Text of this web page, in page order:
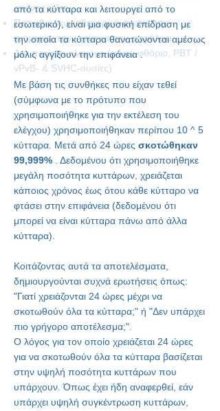
σκόνης κ.λπ.
Προωθεί την καθημερινή άνεση, την
ευημερία, την υγεία και την ασφάλεια
Δεν περίεχει αλογόνα (ειδικά φθόριο, PBT /
vPvB- & SVHC-ουσίες)
από τα κύτταρα και λειτουργεί από το
εσωτερικό), είναι μια φυσική επίδραση με
την οποία τα κύτταρα θανατώνονται αμέσως
μόλις αγγίξουν την επιφάνεια .
Με βάση τις συνθήκες που είχαν τεθεί
(σύμφωνα με το πρότυπο που
χρησιμοποιήθηκε για την εκτέλεση του
ελέγχου) χρησιμοποιήθηκαν περίπου 10 ^ 5
κύτταρα. Μετά από 24 ώρες σκοτώθηκαν
99,999% . Δεδομένου ότι χρησιμοποιήθηκε
μεγάλη ποσότητα κυττάρων, χρειάζεται
κάποιος χρόνος έως ότου κάθε κύτταρο να
φτάσει στην επιφάνεια (δεδομένου ότι
μπορεί να είναι κύτταρα πάνω από άλλα
κύτταρα).
Κοιτάζοντας αυτά τα αποτελέσματα,
δημιουργούνται συχνά ερωτήσεις όπως:
"Γιατί χρειάζονται 24 ώρες μέχρι να
σκοτωθούν όλα τα κύτταρα;" ή "Δεν υπάρχει
πιο γρήγορο αποτέλεσμα;".
Ο λόγος για τον οποίο χρειάζεται 24 ώρες
για να σκοτωθούν όλα τα κύτταρα βασίζεται
στην υψηλή ποσότητα κυττάρων που
υπάρχουν. Όπως έχει ήδη αναφερθεί, εάν
υπάρχει υψηλή συγκέντρωση κυττάρων,